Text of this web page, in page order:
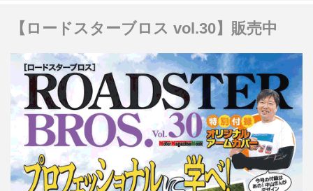
【ロードスターブロス vol.30】販売中